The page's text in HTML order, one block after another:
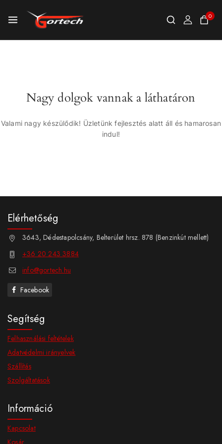
0
Nagy dolgok vannak a láthatáron
Valami nagy készülődik! Üzletünk fejlesztés alatt áll és hamarosan
indul!
Elérhetőség
3643, Dédestapolcsány, Belterület hrsz. 878 (Benzinkút mellett)
+36 20 243 3884
info@gortech.hu
Facebook
Segítség
Felhasználási feltételek
Adatvédelmi irányelvek
Szállítás
Szolgáltatások
Információ
Kapcsolat